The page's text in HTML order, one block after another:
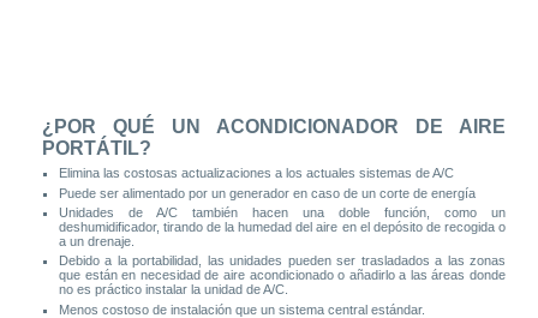
¿POR QUÉ UN ACONDICIONADOR DE AIRE
PORTÁTIL?
Elimina las costosas actualizaciones a los actuales sistemas de A/C
Puede ser alimentado por un generador en caso de un corte de energía
Unidades de A/C también hacen una doble función, como un
deshumidificador, tirando de la humedad del aire en el depósito de recogida o
a un drenaje.
Debido a la portabilidad, las unidades pueden ser trasladados a las zonas
que están en necesidad de aire acondicionado o añadirlo a las áreas donde
no es práctico instalar la unidad de A/C.
Menos costoso de instalación que un sistema central estándar.